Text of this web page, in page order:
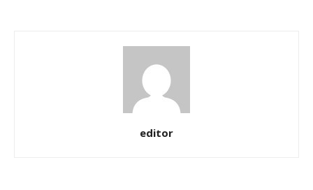
editor